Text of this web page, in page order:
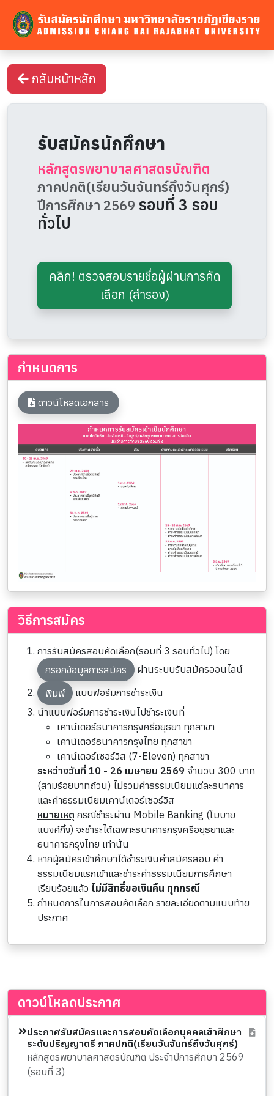
กลับหน้าหลัก
รับสมัครนักศึกษา
หลักสูตรพยาบาลศาสตรบัณฑิต
ภาคปกติ(เรียนวันจันทร์ถึงวันศุกร์)
ปีการศึกษา 2569 รอบที่ 3 รอบ
ทั่วไป
คลิก! ตรวจสอบรายชื่อผู้ผ่านการคัด
เลือก (สำรอง)
กำหนดการ
ดาวน์โหลดเอกสาร
วิธีการสมัคร
การรับสมัครสอบคัดเลือก(รอบที่ 3 รอบทั่วไป) โดย
กรอกข้อมูลการสมัคร
ผ่านระบบรับสมัครออนไลน์
พิมพ์
แบบฟอร์มการชำระเงิน
นำแบบฟอร์มการชำระเงินไปชำระเงินที่
เคาน์เตอร์ธนาคารกรุงศรีอยุธยา ทุกสาขา
เคาน์เตอร์ธนาคารกรุงไทย ทุกสาขา
เคาน์เตอร์เซอร์วิส (7-Eleven) ทุกสาขา
ระหว่างวันที่ 10 - 26 เมษายน 2569 จำนวน 300 บาท
(สามร้อยบาทถ้วน) ไม่รวมค่าธรรมเนียมแต่ละธนาคาร
และค่าธรรมเนียมเคาน์เตอร์เซอร์วิส
หมายเหตุ กรณีชำระผ่าน Mobile Banking (โมบาย
แบงค์กิ้ง) จะชำระได้เฉพาะธนาคารกรุงศรีอยุธยาและ
ธนาคารกรุงไทย เท่านั้น
หากผู้สมัครเข้าศึกษาได้ชำระเงินค่าสมัครสอบ ค่า
ธรรมเนียมแรกเข้าและชำระค่าธรรมเนียมการศึกษา
เรียบร้อยแล้ว ไม่มีสิทธิ์ขอเงินคืน ทุกกรณี
กำหนดการในการสอบคัดเลือก รายละเอียดตามแนบท้าย
ประกาศ
ดาวน์โหลดประกาศ
ประกาศรับสมัครและการสอบคัดเลือกบุคคลเข้าศึกษา
ระดับปริญญาตรี ภาคปกติ(เรียนวันจันทร์ถึงวันศุกร์)
หลักสูตรพยาบาลศาสตรบัณฑิต ประจำปีการศึกษา 2569
(รอบที่ 3)